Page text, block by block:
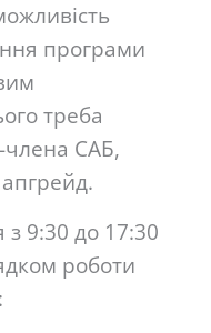
програми
треба
члена САБ,
з 9:30 до 17:30
роботи